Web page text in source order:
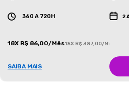
360 A 720H 2
18X R$ 86,00/Mês18X R$ 387,00/Mês
SAIBA MAIS